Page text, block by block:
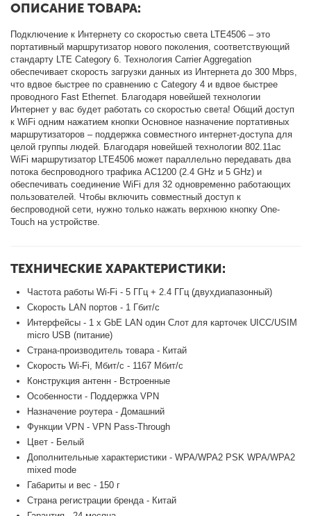
ОПИСАНИЕ ТОВАРА:
Подключение к Интернету со скоростью света LTE4506 – это
портативный маршрутизатор нового поколения, соответствующий
стандарту LTE Category 6. Технология Carrier Aggregation
обеспечивает скорость загрузки данных из Интернета до 300 Mbps,
что вдвое быстрее по сравнению с Category 4 и вдвое быстрее
проводного Fast Ethernet. Благодаря новейшей технологии
Интернет у вас будет работать со скоростью света! Общий доступ
к WiFi одним нажатием кнопки Основное назначение портативных
маршрутизаторов – поддержка совместного интернет-доступа для
целой группы людей. Благодаря новейшей технологии 802.11ac
WiFi маршрутизатор LTE4506 может параллельно передавать два
потока беспроводного трафика AC1200 (2.4 GHz и 5 GHz) и
обеспечивать соединение WiFi для 32 одновременно работающих
пользователей. Чтобы включить совместный доступ к
беспроводной сети, нужно только нажать верхнюю кнопку One-
Touch на устройстве.
ТЕХНИЧЕСКИЕ ХАРАКТЕРИСТИКИ:
Частота работы Wi-Fi - 5 ГГц + 2.4 ГГц (двухдиапазонный)
Скорость LAN портов - 1 Гбит/с
Интерфейсы - 1 х GbE LAN один Слот для карточек UICC/USIM
micro USB (питание)
Страна-производитель товара - Китай
Скорость Wi-Fi, Мбит/с - 1167 Мбит/с
Конструкция антенн - Встроенные
Особенности - Поддержка VPN
Назначение роутера - Домашний
Функции VPN - VPN Pass-Through
Цвет - Белый
Дополнительные характеристики - WPA/WPA2 PSK WPA/WPA2
mixed mode
Габариты и вес - 150 г
Страна регистрации бренда - Китай